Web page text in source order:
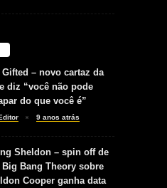
Gifted – novo cartaz da
diz “você não pode
do que você é”
9 anos atrás
Sheldon – spin off de
Big Bang Theory sobre
Cooper ganha data